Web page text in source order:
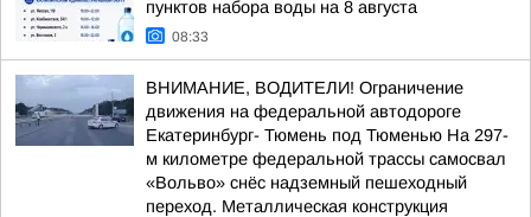
пунктов набора воды на 8 августа
08:33
ВНИМАНИЕ, ВОДИТЕЛИ! Ограничение
движения на федеральной автодороге
Екатеринбург- Тюмень под Тюменью На 297-
м километре федеральной трассы самосвал
«Вольво» снёс надземный пешеходный
переход. Металлическая конструкция